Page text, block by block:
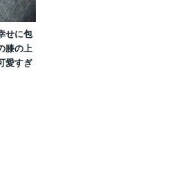
せに包
膝の上
愛すぎ